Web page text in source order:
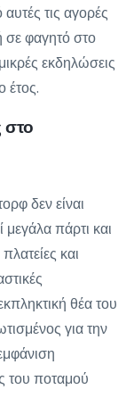
τις αγορές
σε φαγητό στο
εκδηλώσεις
έτος.
στο
δεν είναι
πάρτι και
και
θέα του
για την
του ποταμού